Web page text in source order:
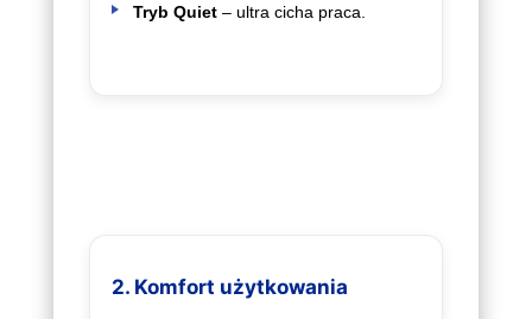
Tryb Quiet– ultra cicha praca.
2. Komfort użytkowania